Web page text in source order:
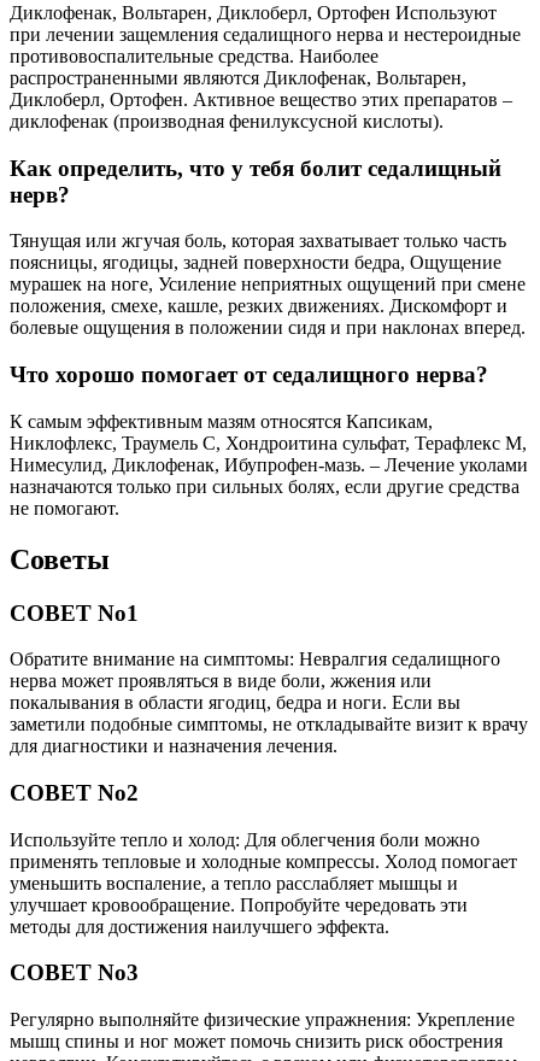
Диклофенак, Вольтарен, Диклоберл, Ортофен Используют
при лечении защемления седалищного нерва и нестероидные
противовоспалительные средства. Наиболее
распространенными являются Диклофенак, Вольтарен,
Диклоберл, Ортофен. Активное вещество этих препаратов –
диклофенак (производная фенилуксусной кислоты).
Как определить, что у тебя болит седалищный
нерв?
Тянущая или жгучая боль, которая захватывает только часть
поясницы, ягодицы, задней поверхности бедра, Ощущение
мурашек на ноге, Усиление неприятных ощущений при смене
положения, смехе, кашле, резких движениях. Дискомфорт и
болевые ощущения в положении сидя и при наклонах вперед.
Что хорошо помогает от седалищного нерва?
К самым эффективным мазям относятся Капсикам,
Никлофлекс, Траумель С, Хондроитина сульфат, Терафлекс М,
Нимесулид, Диклофенак, Ибупрофен-мазь. – Лечение уколами
назначаются только при сильных болях, если другие средства
не помогают.
Советы
СОВЕТ No1
Обратите внимание на симптомы: Невралгия седалищного
нерва может проявляться в виде боли, жжения или
покалывания в области ягодиц, бедра и ноги. Если вы
заметили подобные симптомы, не откладывайте визит к врачу
для диагностики и назначения лечения.
СОВЕТ No2
Используйте тепло и холод: Для облегчения боли можно
применять тепловые и холодные компрессы. Холод помогает
уменьшить воспаление, а тепло расслабляет мышцы и
улучшает кровообращение. Попробуйте чередовать эти
методы для достижения наилучшего эффекта.
СОВЕТ No3
Регулярно выполняйте физические упражнения: Укрепление
мышц спины и ног может помочь снизить риск обострения